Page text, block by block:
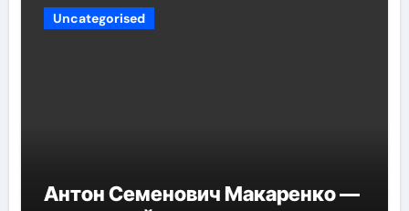
Uncategorised
Антон Семенович Макаренко —